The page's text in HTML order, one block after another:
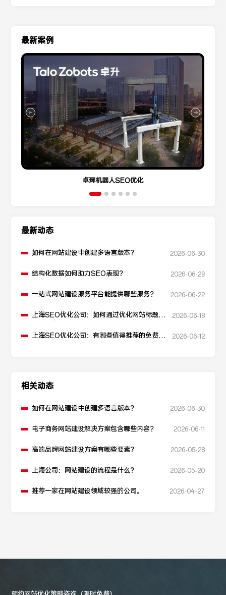
最新案例
卓珲机器人SEO优化
最新动态
如何在网站建设中创建多语言版本？ 2026-06-30
结构化数据如何助力SEO表现？ 2026-06-29
一站式网站建设服务平台能提供哪些服务？ 2026-06-22
上海SEO优化公司：如何通过优化网站标题提
2026-06-18
上海SEO优化公司：有哪些值得推荐的免费
2026-06-12
相关动态
如何在网站建设中创建多语言版本？ 2026-06-30
电子商务网站建设解决方案包含哪些内容？ 2026-06-11
高端品牌网站建设方案有哪些要素？ 2026-05-28
上海公司：网站建设的流程是什么？ 2026-05-20
推荐一家在网站建设领域较强的公司。 2026-04-27